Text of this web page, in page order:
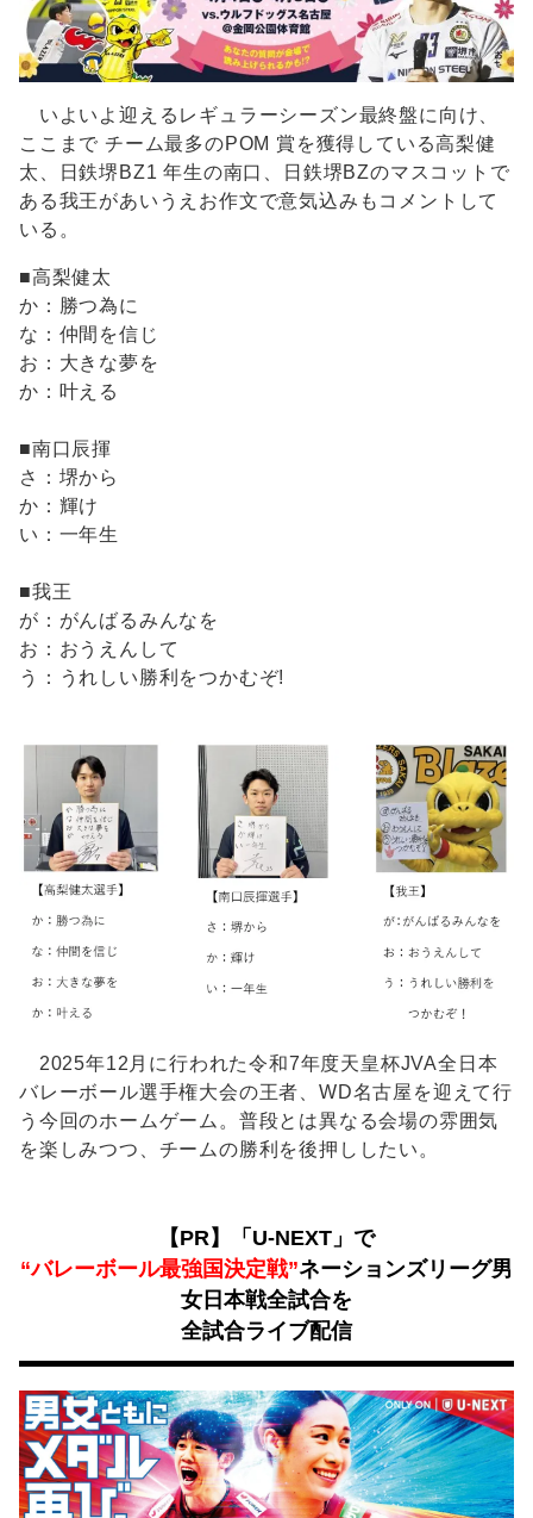
いよいよ迎えるレギュラーシーズン最終盤に向け、
ここまで チーム最多のPOM 賞を獲得している高梨健
太、日鉄堺BZ1 年生の南口、日鉄堺BZのマスコットで
ある我王があいうえお作文で意気込みもコメントして
いる。
■高梨健太
か：勝つ為に
な：仲間を信じ
お：大きな夢を
か：叶える
■南口辰揮
さ：堺から
か：輝け
い：一年生
■我王
が：がんばるみんなを
お：おうえんして
う：うれしい勝利をつかむぞ!
2025年12月に行われた令和7年度天皇杯JVA全日本
バレーボール選手権大会の王者、WD名古屋を迎えて行
う今回のホームゲーム。普段とは異なる会場の雰囲気
を楽しみつつ、チームの勝利を後押ししたい。
【PR】「U-NEXT」で
“バレーボール最強国決定戦”ネーションズリーグ男
女日本戦全試合を
全試合ライブ配信